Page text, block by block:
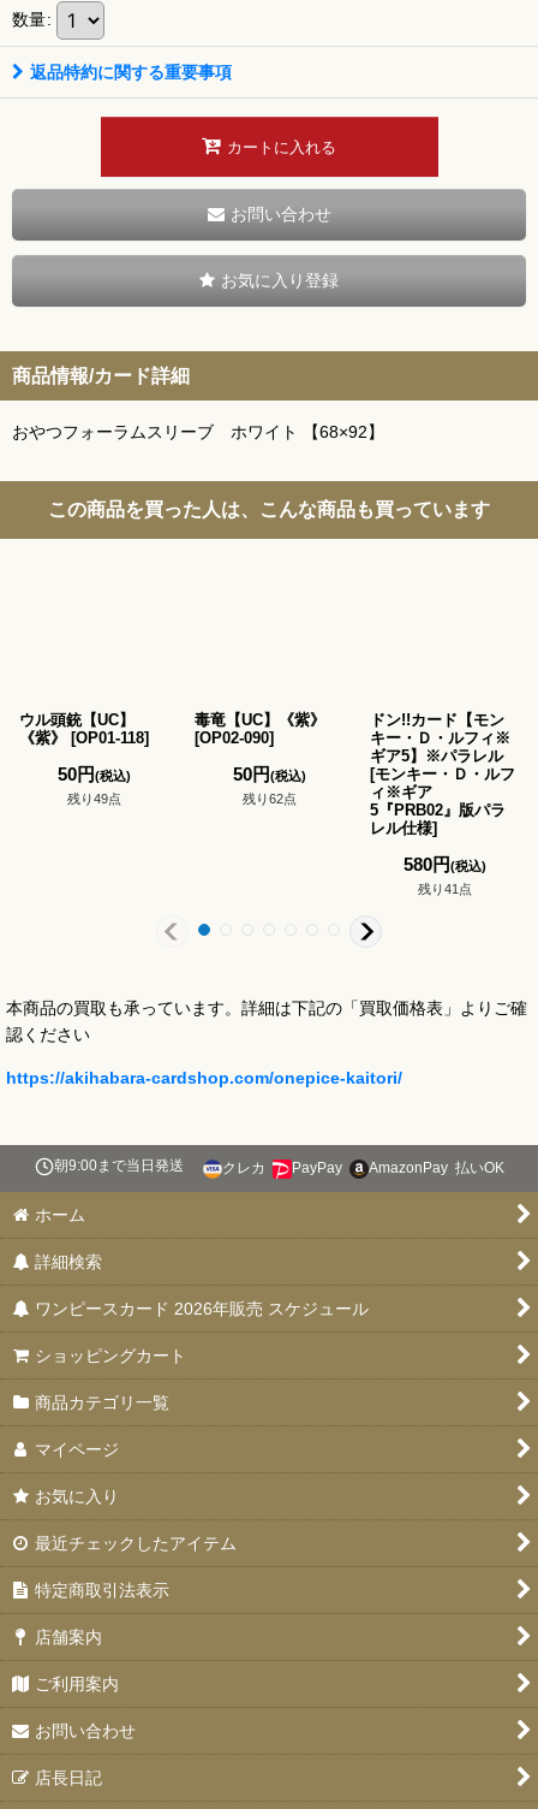
数量:
返品特約に関する重要事項
カートに入れる
お問い合わせ
お気に入り登録
商品情報/カード詳細
おやつフォーラムスリーブ ホワイト 【68×92】
この商品を買った人は、こんな商品も買っています
ウル頭銃【UC】
《紫》
[OP01-118]
50円(税込)
残り49点
毒竜【UC】《紫》
[OP02-090]
50円(税込)
残り62点
ドン!!カード【モン
キー・Ｄ・ルフィ※
ギア5】※パラレル
[モンキー・Ｄ・ルフ
ィ※ギア
5『PRB02』版パラ
レル仕様]
580円(税込)
残り41点
本商品の買取も承っています。詳細は下記の「買取価格表」よりご確
認ください
https://akihabara-cardshop.com/onepice-kaitori/
朝9:00まで当日発送 クレカ PayPay AmazonPay 払いOK
ホーム
詳細検索
ワンピースカード 2026年販売 スケジュール
ショッピングカート
商品カテゴリ一覧
マイページ
お気に入り
最近チェックしたアイテム
特定商取引法表示
店舗案内
ご利用案内
お問い合わせ
店長日記